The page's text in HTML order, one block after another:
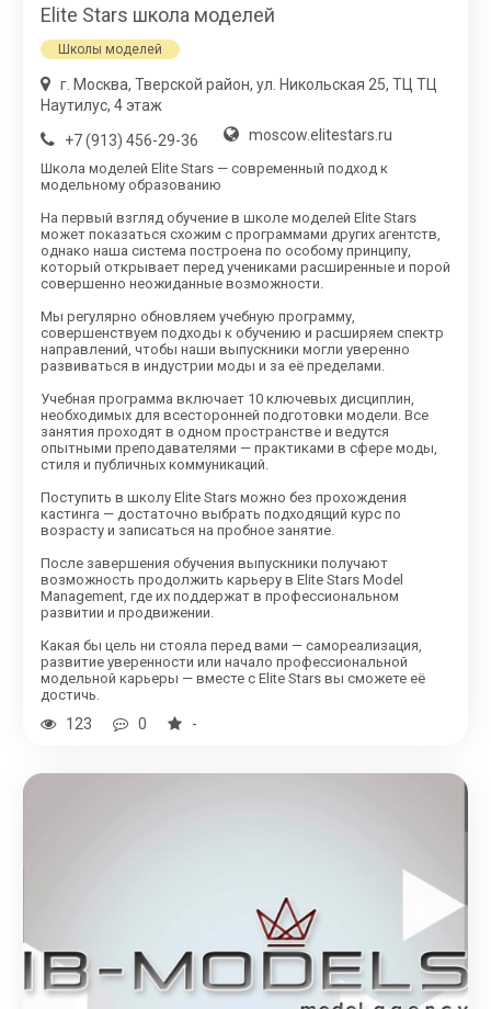
Elite Stars школа моделей
Школы моделей
г. Москва, Тверской район, ул. Никольская 25, ТЦ ТЦ
Наутилус, 4 этаж
+7 (913) 456-29-36
moscow.elitestars.ru
Школа моделей Elite Stars — современный подход к
модельному образованию
На первый взгляд обучение в школе моделей Elite Stars
может показаться схожим с программами других агентств,
однако наша система построена по особому принципу,
который открывает перед учениками расширенные и порой
совершенно неожиданные возможности.
Мы регулярно обновляем учебную программу,
совершенствуем подходы к обучению и расширяем спектр
направлений, чтобы наши выпускники могли уверенно
развиваться в индустрии моды и за её пределами.
Учебная программа включает 10 ключевых дисциплин,
необходимых для всесторонней подготовки модели. Все
занятия проходят в одном пространстве и ведутся
опытными преподавателями — практиками в сфере моды,
стиля и публичных коммуникаций.
Поступить в школу Elite Stars можно без прохождения
кастинга — достаточно выбрать подходящий курс по
возрасту и записаться на пробное занятие.
После завершения обучения выпускники получают
возможность продолжить карьеру в Elite Stars Model
Management, где их поддержат в профессиональном
развитии и продвижении.
Какая бы цель ни стояла перед вами — самореализация,
развитие уверенности или начало профессиональной
модельной карьеры — вместе с Elite Stars вы сможете её
достичь.
123 0 -